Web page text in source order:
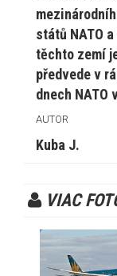
států NATO
těchto zemí
předvede v
dnech NATO
AUTOR
Kuba J.
VIAC